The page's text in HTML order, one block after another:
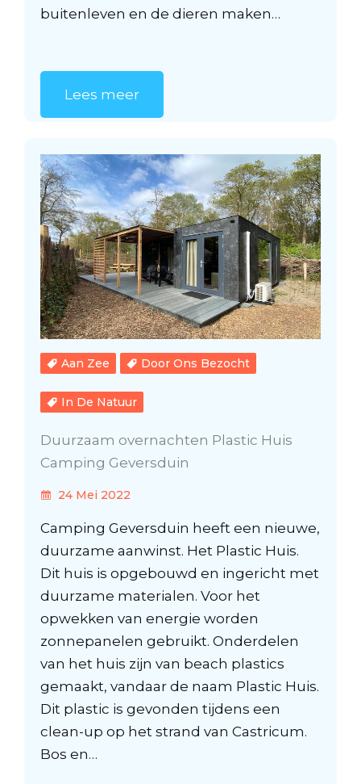
buitenleven en de dieren maken…
Lees meer
Aan Zee Door Ons Bezocht
In De Natuur
Duurzaam overnachten Plastic Huis
Camping Geversduin
24 Mei 2022
Camping Geversduin heeft een nieuwe,
duurzame aanwinst. Het Plastic Huis.
Dit huis is opgebouwd en ingericht met
duurzame materialen. Voor het
opwekken van energie worden
zonnepanelen gebruikt. Onderdelen
van het huis zijn van beach plastics
gemaakt, vandaar de naam Plastic Huis.
Dit plastic is gevonden tijdens een
clean-up op het strand van Castricum.
Bos en…